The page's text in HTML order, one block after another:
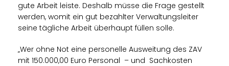
gute Arbeit leiste. Deshalb müsse die Frage gestellt
werden, womit ein gut bezahlter Verwaltungsleiter
seine tägliche Arbeit überhaupt füllen solle.
Wer ohne Not eine personelle Ausweitung des ZAV
mit 150.000,00 Euro Personal – und Sachkosten